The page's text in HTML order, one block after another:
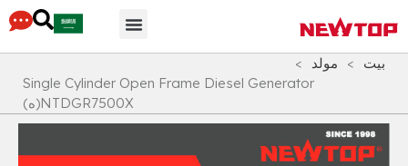
بيت > مولد
>
Single Cylinder Open Frame Diesel Generator
NTDGR7500X(ه)